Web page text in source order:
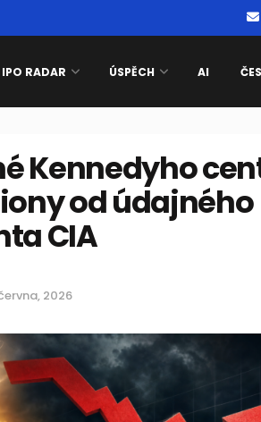
IPO RADAR ÚSPĚCH AI
Kennedyho
od údajného
CIA
2026